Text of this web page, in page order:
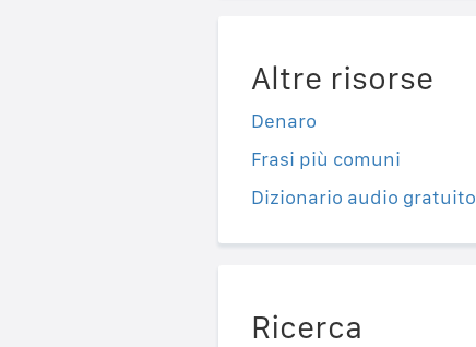
Altre risorse
Denaro
Frasi più comuni
Dizionario audio gratuito
Ricerca